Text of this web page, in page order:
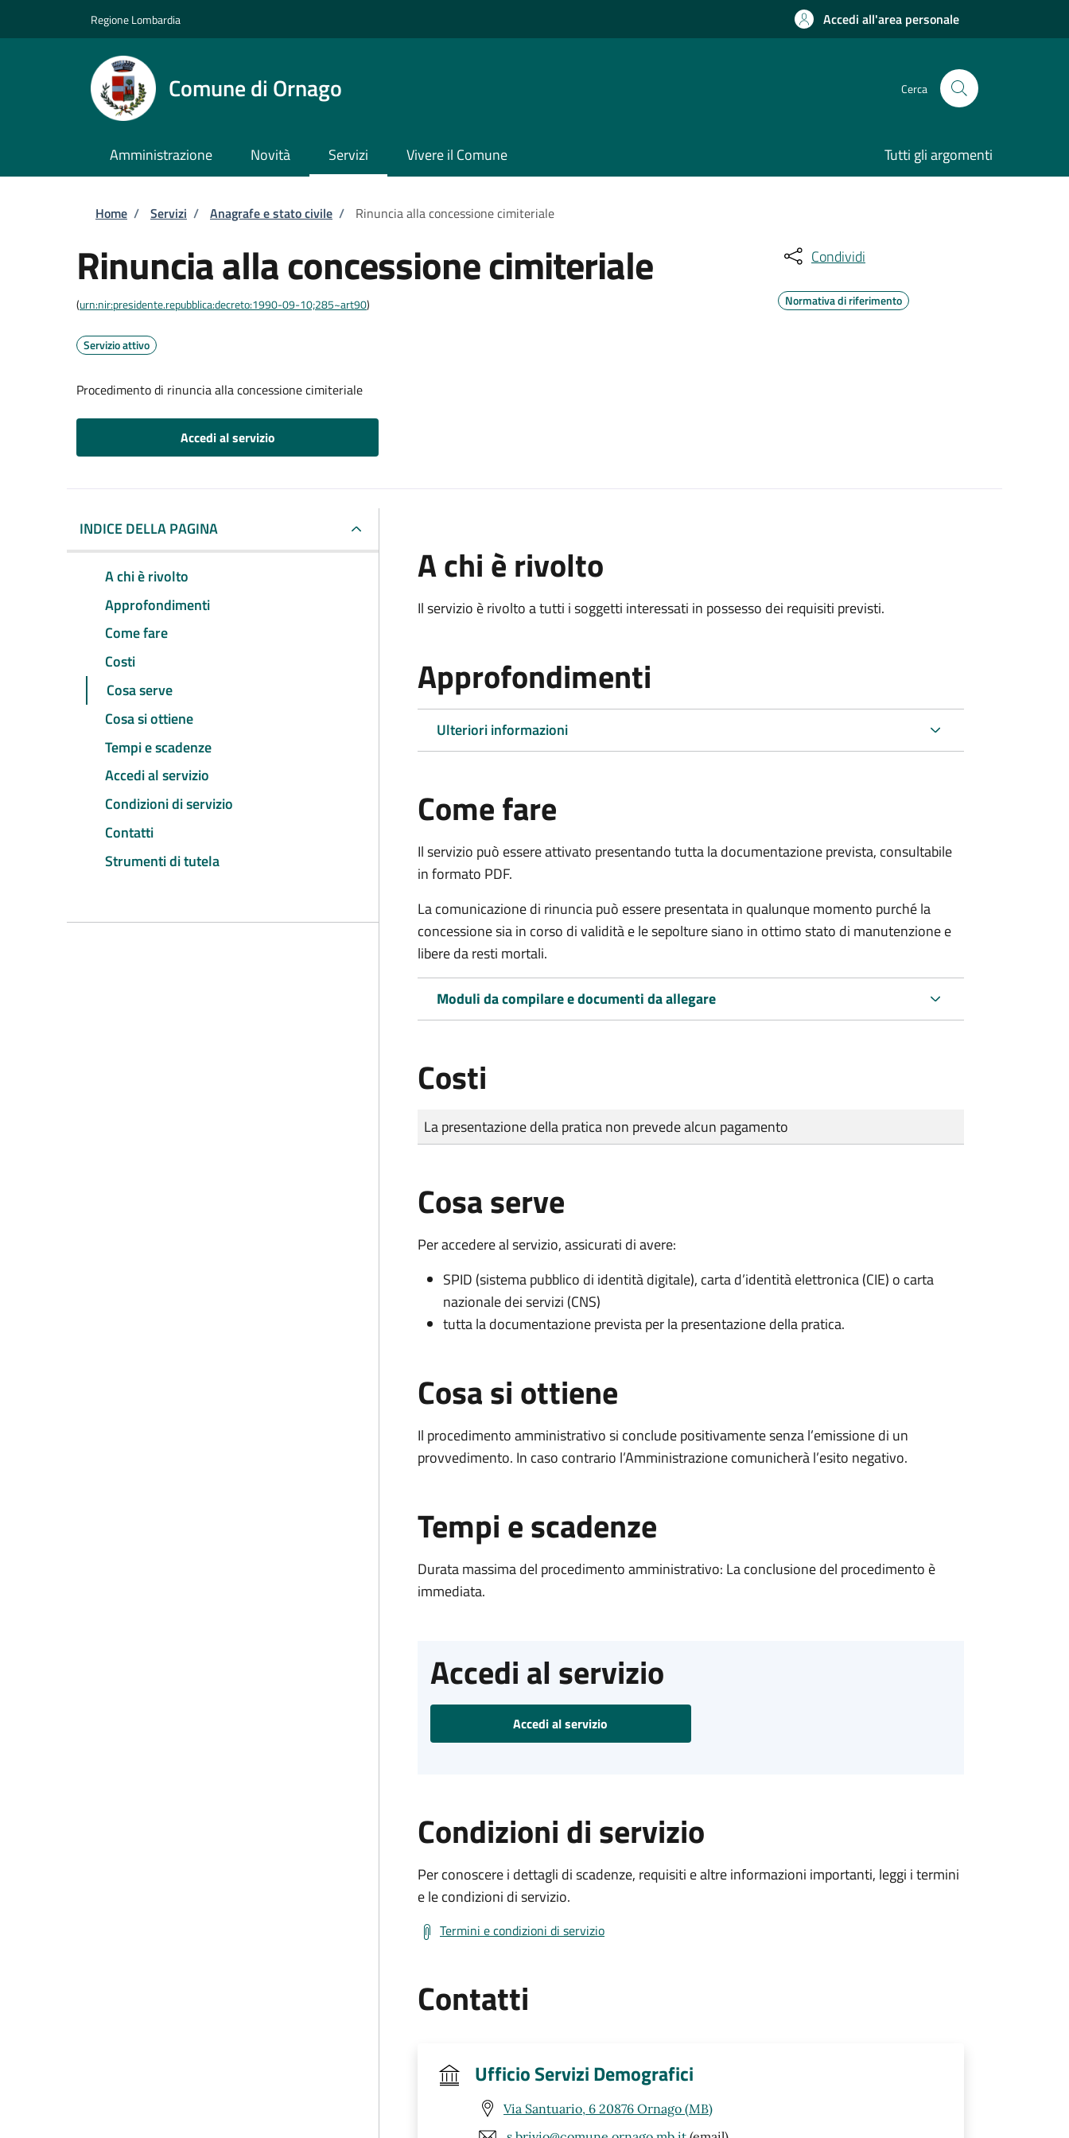
Regione Lombardia Accedi all'area personale
Comune di Ornago Cerca
Amministrazione Novità Servizi Vivere il Comune Tutti gli argomenti
Briciole di pane
Home / Servizi / Anagrafe e stato civile / Rinuncia alla concessione cimiteriale
Rinuncia alla concessione cimiteriale
(urn:nir:presidente.repubblica:decreto:1990-09-10;285~art90)
Servizio attivo
Procedimento di rinuncia alla concessione cimiteriale
Accedi al servizio
Condividi
Normativa di riferimento
INDICE DELLA PAGINA
A chi è rivolto
Approfondimenti
Come fare
Costi
Cosa serve
Cosa si ottiene
Tempi e scadenze
Accedi al servizio
Condizioni di servizio
Contatti
Strumenti di tutela
A chi è rivolto
Il servizio è rivolto a tutti i soggetti interessati in possesso dei requisiti previsti.
Approfondimenti
Ulteriori informazioni
Come fare
Il servizio può essere attivato presentando tutta la documentazione prevista, consultabile
in formato PDF.
La comunicazione di rinuncia può essere presentata in qualunque momento purché la
concessione sia in corso di validità e le sepolture siano in ottimo stato di manutenzione e
libere da resti mortali.
Moduli da compilare e documenti da allegare
Costi
Tipo di pagamento
Importo
La presentazione della pratica non prevede alcun pagamento
Cosa serve
Per accedere al servizio, assicurati di avere:
SPID (sistema pubblico di identità digitale), carta d’identità elettronica (CIE) o carta
nazionale dei servizi (CNS)
tutta la documentazione prevista per la presentazione della pratica.
Cosa si ottiene
Il procedimento amministrativo si conclude positivamente senza l’emissione di un
provvedimento. In caso contrario l’Amministrazione comunicherà l’esito negativo.
Tempi e scadenze
Durata massima del procedimento amministrativo: La conclusione del procedimento è
immediata.
Accedi al servizio
Accedi al servizio
Condizioni di servizio
Per conoscere i dettagli di scadenze, requisiti e altre informazioni importanti, leggi i termini
e le condizioni di servizio.
Termini e condizioni di servizio
Contatti
Ufficio Servizi Demografici
Via Santuario, 6 20876 Ornago (MB)